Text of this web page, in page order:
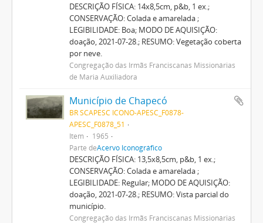
DESCRIÇÃO FÍSICA: 14x8,5cm, p&b, 1 ex.;
CONSERVAÇÃO: Colada e amarelada ;
LEGIBILIDADE: Boa; MODO DE AQUISIÇÃO:
doação, 2021-07-28.; RESUMO: Vegetação coberta
por neve.
Congregação das Irmãs Franciscanas Missionárias
de Maria Auxiliadora
Município de Chapecó
BR SCAPESC ICONO-APESC_F0878-
APESC_F0878_51
Item
1965
Parte deAcervo Iconográfico
DESCRIÇÃO FÍSICA: 13,5x8,5cm, p&b, 1 ex.;
CONSERVAÇÃO: Colada e amarelada ;
LEGIBILIDADE: Regular; MODO DE AQUISIÇÃO:
doação, 2021-07-28.; RESUMO: Vista parcial do
município.
Congregação das Irmãs Franciscanas Missionárias